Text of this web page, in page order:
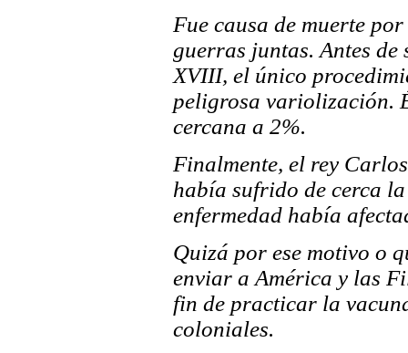
Fue causa de muerte
guerras juntas. Antes
XVIII, el único
peligrosa variolización.
cercana a 2%.
Finalmente, el rey
había sufrido de cerca
enfermedad había
Quizá por ese motivo o
enviar a América y las
fin de practicar la
coloniales.